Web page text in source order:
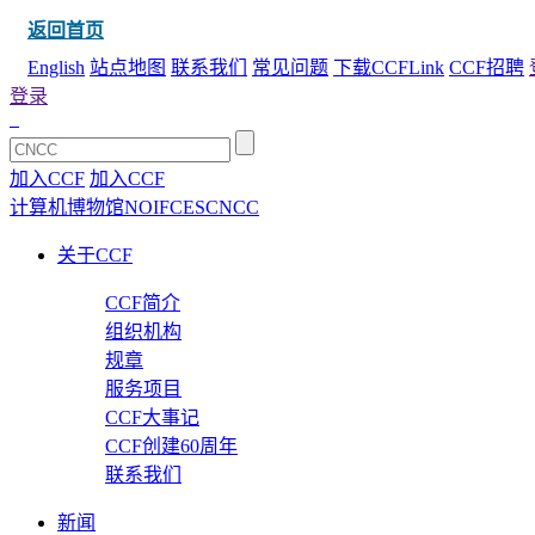
返回首页
English 站点地图 联系我们 常见问题 下载CCFLink CCF招聘
登录
加入CCF 加入CCF
计算机博物馆NOIFCESCNCC
关于CCF
CCF简介
组织机构
规章
服务项目
CCF大事记
CCF创建60周年
联系我们
新闻